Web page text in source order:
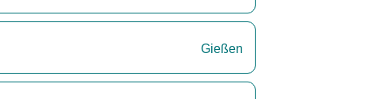
Gießen